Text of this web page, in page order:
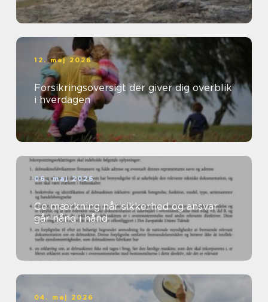
12. maj 2026
Forsikringsoversigt der giver dig overblik
i hverdagen
06. maj 2026
Ce mærkning når sikkerhed og ansvar
går hånd i hånd
04. maj 2026